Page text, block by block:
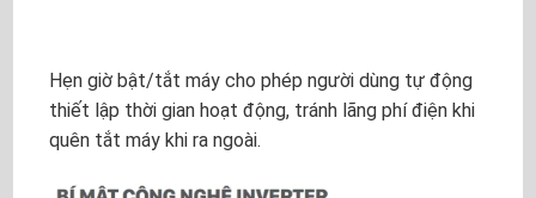
Hẹn giờ bật/tắt máy cho phép người dùng tự động
thiết lập thời gian hoạt động, tránh lãng phí điện khi
quên tắt máy khi ra ngoài.